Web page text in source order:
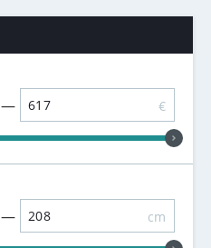
— €
— cm